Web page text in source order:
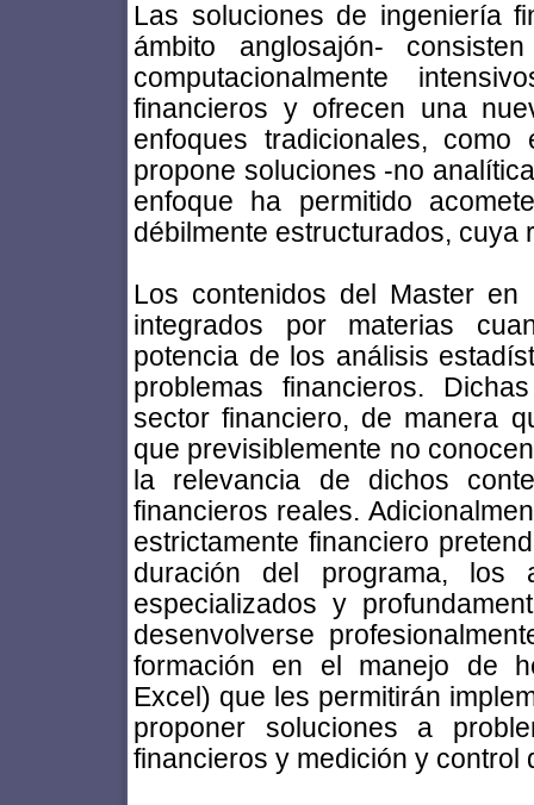
Las soluciones de ingeniería
ámbito anglosajón-
computacionalmente
financieros y ofrecen una
enfoques tradicionales,
propone soluciones -no
enfoque ha permitido
débilmente estructurados, cuya
Los contenidos del Master en
integrados por materias
potencia de los análisis
problemas financieros.
sector financiero, de manera
que previsiblemente no
la relevancia de dichos
financieros reales.
estrictamente financiero
duración del programa, los
especializados y
desenvolverse
formación en el manejo de
Excel) que les permitirán
proponer soluciones a
financieros y medición y control